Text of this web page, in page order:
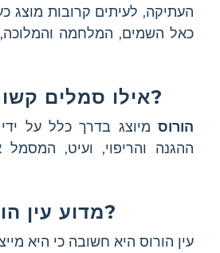
העתיקה, לעיתים קרובות מוצג
כאל השמים, המלחמה
אילו סמלים קשורים להורוס?
הורוס מיוצג בדרך כלל על
ההגנה והריפוי, ועיט,
מדוע עין הורוס חשובה?
עין הורוס היא חשובה כי היא